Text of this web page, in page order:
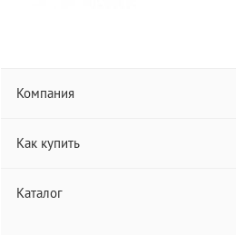
Компания
Как купить
Каталог